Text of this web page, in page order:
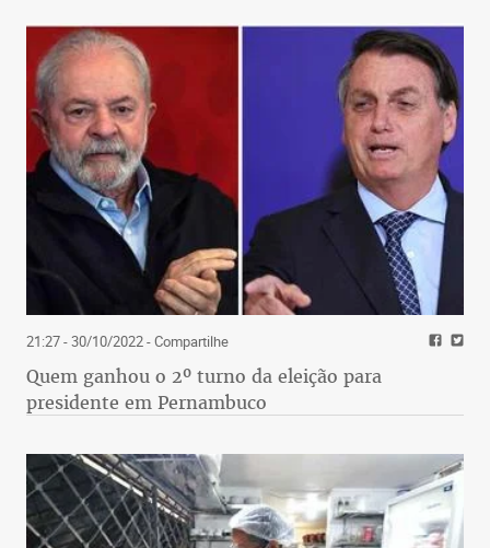
21:27 - 30/10/2022- Compartilhe
Quem ganhou o 2º turno da eleição para
presidente em Pernambuco